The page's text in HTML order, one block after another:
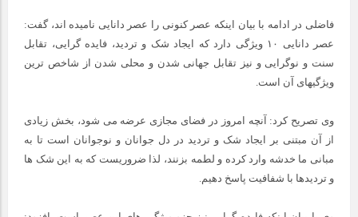
فاضلی در ادامه با بیان اینکه عصر کنونی را عصر دانایی نامیده اند، گفت:
عصر دانایی ۱۰ ویژگی دارد که ایجاد شک و تردید، فایده گرایی، تقابل
سنت و نوگرایی و نیز تقابل جهانی شدن و محلی شدن از شاخص ترین
ویژگیهای آن است.
وی تصریح کرد: آنچه امروز در فضای مجازی عرضه می شود، بخش زیادی
از آن مبتنی بر ایجاد شک و تردید در دل جوانان و نوجوانان است تا به
مبانی ما خدشه وارد کرده و لطمه بزنند، لذا ضروریست که به این شک ها
و تردیدها با شفافیت پاسخ دهیم.